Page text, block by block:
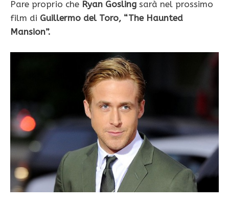
Pare proprio che Ryan Gosling sarà nel prossimo
film di Guillermo del Toro, “The Haunted
Mansion”.